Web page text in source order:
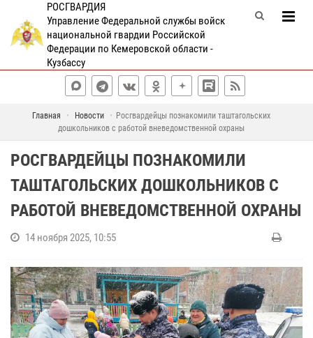
РОСГВАРДИЯ
Управление Федеральной службы войск
национальной гвардии Российской
Федерации по Кемеровской области -
Кузбассу
Главная Новости
Росгвардейцы познакомили таштагольских
дошкольников с работой вневедомственной охраны
РОСГВАРДЕЙЦЫ ПОЗНАКОМИЛИ
ТАШТАГОЛЬСКИХ ДОШКОЛЬНИКОВ С
РАБОТОЙ ВНЕВЕДОМСТВЕННОЙ ОХРАНЫ
14 ноября 2025, 10:55